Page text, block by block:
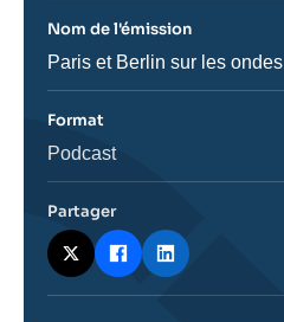
Nom de l'émission
Nom
Paris et Berlin sur les ondes
Format
Catégorie
Podcast
Partager